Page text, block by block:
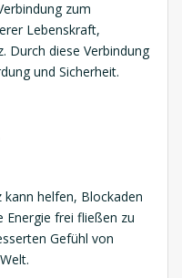
zum
Lebenskraft,
Durch diese Verbindung
und Sicherheit.
kann helfen, Blockaden
Energie frei fließen zu
Gefühl von